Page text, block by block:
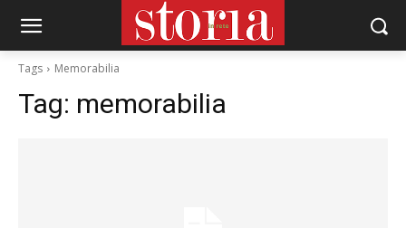
Tags Memorabilia
Tag: memorabilia